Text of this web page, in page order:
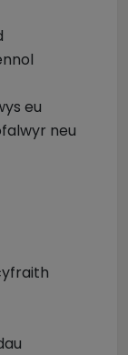
eu
neu